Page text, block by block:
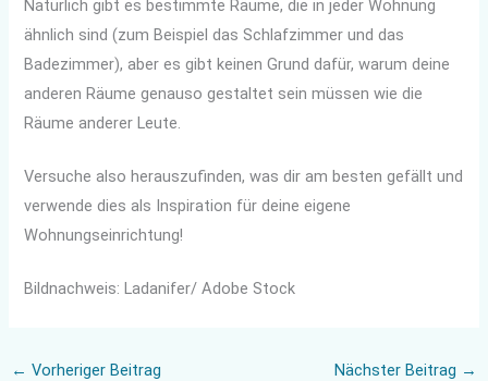
Natürlich gibt es bestimmte Räume, die in jeder Wohnung
ähnlich sind (zum Beispiel das Schlafzimmer und das
Badezimmer), aber es gibt keinen Grund dafür, warum deine
anderen Räume genauso gestaltet sein müssen wie die
Räume anderer Leute.
Versuche also herauszufinden, was dir am besten gefällt und
verwende dies als Inspiration für deine eigene
Wohnungseinrichtung!
Bildnachweis: Ladanifer/ Adobe Stock
← Vorheriger Beitrag Nächster Beitrag →